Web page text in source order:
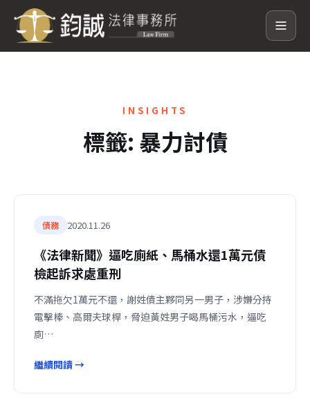
INSIGHTS
標籤: 暴力討債
債務 2020.11.26
《法律新聞》逼吃廁紙、馬桶水還1萬元債
檢起訴求處重刑
不滿拖欠1萬元不還，謝姓債主夥同另一男子，涉嫌分持
電擊棒、高爾夫球桿，脅迫黃姓男子喝馬桶污水，逼吃
廁…
繼續閱讀 →